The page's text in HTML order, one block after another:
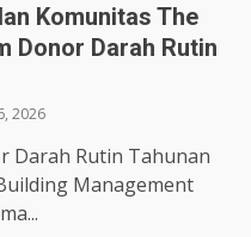
Komunitas The
Donor Darah Rutin
2026
Darah Rutin Tahunan
Management